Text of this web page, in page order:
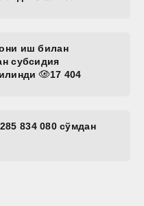
иш билан
субсидия
17 404
834 080 сўмдан